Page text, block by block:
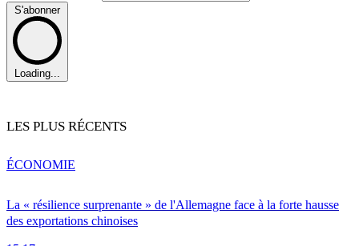
S'abonner
Loading...
LES PLUS RÉCENTS
La « résilience surprenante » de l'Allemagne face à la forte hausse
des exportations chinoises
ÉCONOMIE